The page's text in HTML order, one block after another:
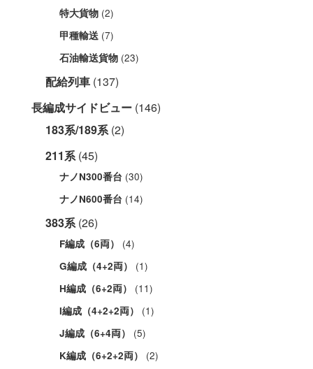
特大貨物 (2)
甲種輸送 (7)
石油輸送貨物 (23)
配給列車 (137)
長編成サイドビュー (146)
183系/189系(2)
211系(45)
ナノN300番台 (30)
ナノN600番台 (14)
383系(26)
F編成（6両） (4)
G編成（4+2両） (1)
H編成（6+2両） (11)
I編成（4+2+2両） (1)
J編成（6+4両） (5)
K編成（6+2+2両） (2)